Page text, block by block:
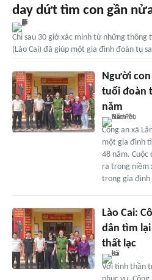
day dứt tìm con gần
Chỉ sau 30 giờ xác minh từ những thông
(Lào Cai) đã giúp một gia đình đoàn tụ
Người
tuổi đoàn
năm
Công an xã
một gia đình
48 năm. Cuộc
ra trong niềm
trong gia đình
Lào Cai:
dân tìm
thất lạc
Với tinh thần